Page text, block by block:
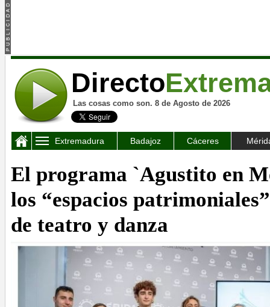
Directo
Las cosas como son. 8 de Agosto de 2026
Extremadura Badajoz Cáceres
El programa `Agustito en
los “espacios
de teatro y danza